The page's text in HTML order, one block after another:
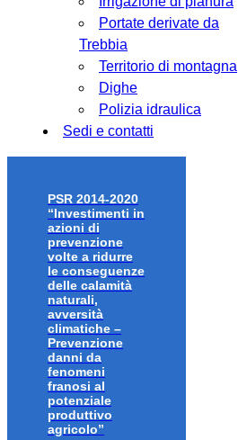
Portate derivate da
Trebbia
Territorio di montagna
Dighe
Polizia idraulica
Sedi e contatti
PSR 2014-2020
“Investimenti in
azioni di
prevenzione
volte a ridurre
le conseguenze
delle calamità
naturali,
avversità
climatiche –
Prevenzione
danni da
fenomeni
franosi al
potenziale
produttivo
agricolo”